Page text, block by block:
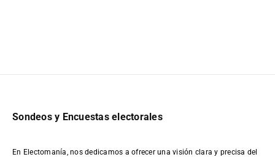
Sondeos y Encuestas electorales
En Electomanía, nos dedicamos a ofrecer una visión clara y precisa del